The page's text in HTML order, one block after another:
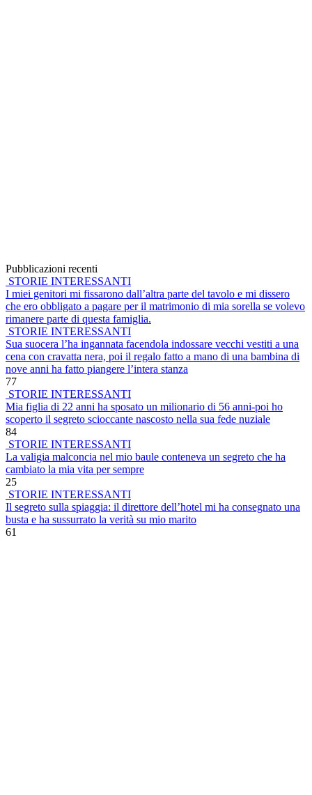
Pubblicazioni recenti
STORIE INTERESSANTI
I miei genitori mi fissarono dall’altra parte del tavolo e mi dissero
che ero obbligato a pagare per il matrimonio di mia sorella se volevo
rimanere parte di questa famiglia.
STORIE INTERESSANTI
Sua suocera l’ha ingannata facendola indossare vecchi vestiti a una
cena con cravatta nera, poi il regalo fatto a mano di una bambina di
nove anni ha fatto piangere l’intera stanza
77
STORIE INTERESSANTI
Mia figlia di 22 anni ha sposato un milionario di 56 anni-poi ho
scoperto il segreto scioccante nascosto nella sua fede nuziale
84
STORIE INTERESSANTI
La valigia malconcia nel mio baule conteneva un segreto che ha
cambiato la mia vita per sempre
25
STORIE INTERESSANTI
Il segreto sulla spiaggia: il direttore dell’hotel mi ha consegnato una
busta e ha sussurrato la verità su mio marito
61